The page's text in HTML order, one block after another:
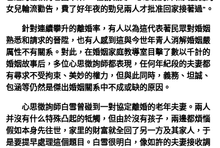
女兒輪流勸告，費了好年夜的勁兒兩人才批准回家接著過”。
針對連續攀升的離婚率，有人以為這代表著民眾對婚姻
熟悉和請求的晉陞，也有人感到這與今世年青人消解婚姻嚴
厲性不有關系。對此，在婚姻家庭教導室目擊了數以千計的
婚姻故事后，多位心思徵詢師都表現，任何年紀段的夫妻都
有尋求不受拘束、美妙的權力，但與此同時，義務、坦誠、
包涵等仍然是傑出婚姻關系中不成或缺的原因。
心思徵詢師白雪曾碰到一對協定離婚的老年夫妻。兩人
并沒有什么特殊凸起的牴觸，但由於沒有孩子，兩邊都煩惱
假如本身先往世，家里的財富就全回了另一方及其家人，于
是要提早處理這個題目。白雪很明白，像如許的夫妻接收調